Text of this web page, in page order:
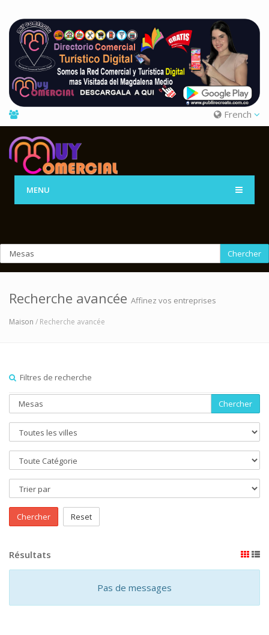
French
MENU
Chercher
Recherche avancée Affinez vos entreprises
Maison / Recherche avancée
Filtres de recherche
Chercher
Chercher Reset
Résultats
Pas de messages